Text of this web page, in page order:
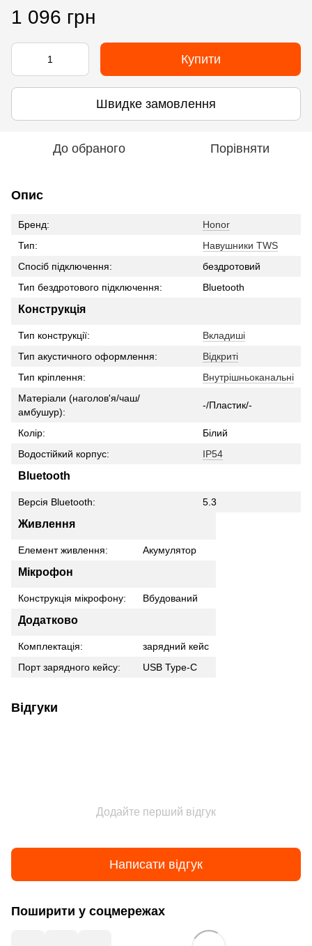
1 096 грн
Купити
Швидке замовлення
До обраного Порівняти
Опис
Бренд:
Honor
Тип:
Навушники TWS
Спосіб підключення:
бездротовий
Тип бездротового підключення:
Bluetooth
Конструкція
Тип конструкції:
Вкладиші
Тип акустичного оформлення:
Відкриті
Тип кріплення:
Внутрішньоканальні
Матеріали (наголов'я/чаш/
амбушур):
-/Пластик/-
Колір:
Білий
Водостійкий корпус:
IP54
Bluetooth
Версія Bluetooth: 5.3
Живлення
Елемент живлення: Акумулятор
Мікрофон
Конструкція мікрофону: Вбудований
Додатково
Комплектація:
зарядний кейс
Порт зарядного кейсу:
USB Type-C
Відгуки
Додайте перший відгук
Написати відгук
Поширити у соцмережах